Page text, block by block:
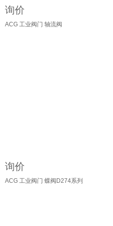
询价
ACG 工业阀门 轴流阀
询价
ACG 工业阀门 蝶阀D274系列